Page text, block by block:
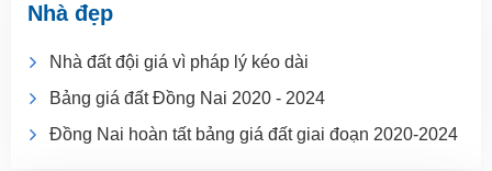
Nhà đẹp
Nhà đất đội giá vì pháp lý kéo dài
Bảng giá đất Đồng Nai 2020 - 2024
Đồng Nai hoàn tất bảng giá đất giai đoạn 2020-2024